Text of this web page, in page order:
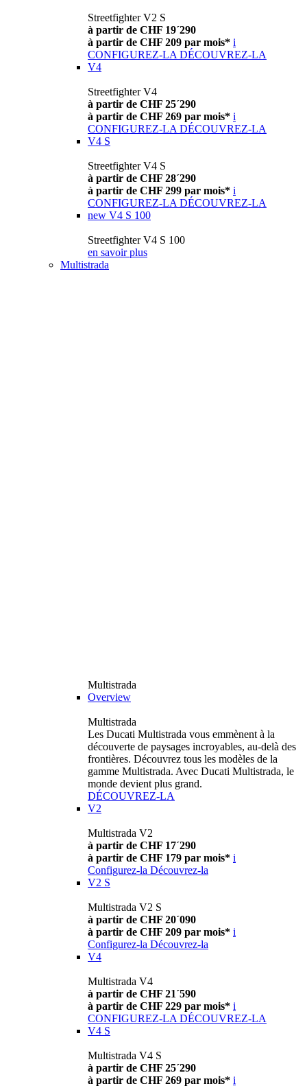
Streetfighter V2 S
à partir de CHF 19´290
à partir de CHF 209 par mois* i
CONFIGUREZ-LA DÉCOUVREZ-LA
V4
Streetfighter V4
à partir de CHF 25´290
à partir de CHF 269 par mois* i
CONFIGUREZ-LA DÉCOUVREZ-LA
V4 S
Streetfighter V4 S
à partir de CHF 28´290
à partir de CHF 299 par mois* i
CONFIGUREZ-LA DÉCOUVREZ-LA
new V4 S 100
Streetfighter V4 S 100
en savoir plus
Multistrada
Multistrada
Overview
Multistrada
Les Ducati Multistrada vous emmènent à la
découverte de paysages incroyables, au-delà des
frontières. Découvrez tous les modèles de la
gamme Multistrada. Avec Ducati Multistrada, le
monde devient plus grand.
DÉCOUVREZ-LA
V2
Multistrada V2
à partir de CHF 17´290
à partir de CHF 179 par mois* i
Configurez-la Découvrez-la
V2 S
Multistrada V2 S
à partir de CHF 20´090
à partir de CHF 209 par mois* i
Configurez-la Découvrez-la
V4
Multistrada V4
à partir de CHF 21´590
à partir de CHF 229 par mois* i
CONFIGUREZ-LA DÉCOUVREZ-LA
V4 S
Multistrada V4 S
à partir de CHF 25´290
à partir de CHF 269 par mois* i